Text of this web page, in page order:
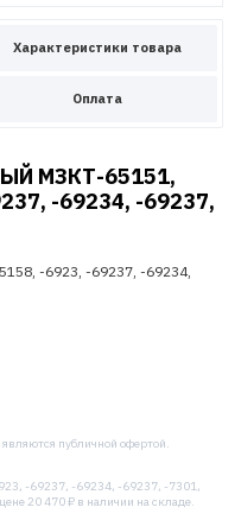
Характеристики товара
Оплата
МЗКТ-65151,
-69234, -69237,
-6923, -69237, -69234,
публичной офертой.
-69237, -69234, -69237, -7301,
20 470 ₽ в наличии на складе.